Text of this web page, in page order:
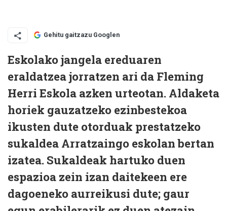
Gehitu gaitzazu Googlen
Eskolako jangela ereduaren
eraldatzea jorratzen ari da Fleming
Herri Eskola azken urteotan. Aldaketa
horiek gauzatzeko ezinbestekoa
ikusten dute otorduak prestatzeko
sukaldea Arratzaingo eskolan bertan
izatea. Sukaldeak hartuko duen
espazioa zein izan daitekeen ere
dagoeneko aurreikusi dute; gaur